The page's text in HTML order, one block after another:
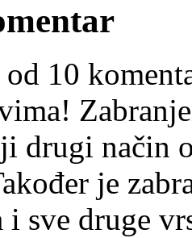
10
drugi način
je
sve druge